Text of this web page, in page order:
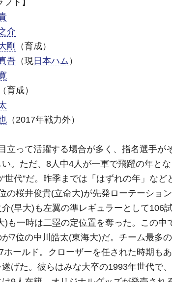
フト】
介
剛
（育成）
吾 （現 日本ハム ）
（育成）
（2017年戦力外）
立って活躍する場合が多く、指名選手が
。ただ、8人中4人が一軍で飛躍の年と
世代”だ。昨季までは「はずれの年」など
の桜井俊貴(立命大)が先発ローテーショ
(早大)も左翼の準レギュラーとして106
)も一時は二塁の定位置を奪った。この中
7位の中川皓太(東海大)だ。チーム最多
ホールド。クローザーを任された時期も
げた。彼らはみな大卒の1993年世代で